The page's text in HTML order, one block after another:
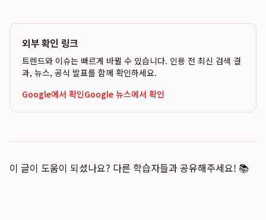
외부 확인 링크
트렌드와 이슈는 빠르게 바뀔 수 있습니다. 인용 전 최신 검색 결
과, 뉴스, 공식 발표를 함께 확인하세요.
Google에서 확인Google 뉴스에서 확인
이 글이 도움이 되셨나요? 다른 학습자들과 공유해주세요! 📚